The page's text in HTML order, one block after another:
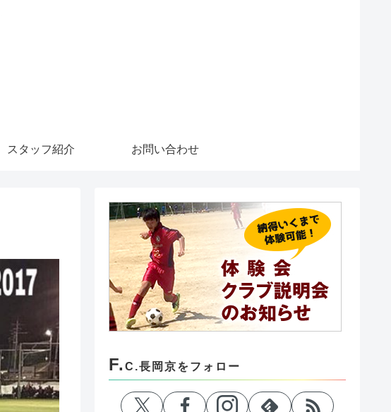
スタッフ紹介 お問い合わせ
F. C.長岡京をフォロー